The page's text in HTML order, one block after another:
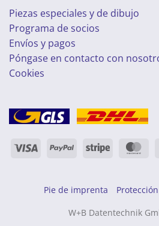
Piezas especiales y de dibujo
Programa de socios
Envíos y pagos
Póngase en contacto con
Cookies
Pie de imprenta
W+B Datentechnik